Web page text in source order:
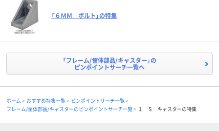
「６ＭＭ ボルト」の特集
「フレーム/筐体部品/キャスター」の
ピンポイントサーチ一覧へ
ホーム おすすめ特集一覧
ピンポイントサーチ一覧
フレーム/筐体部品/キャスターのピンポイントサーチ一覧
１ Ｓ キャスターの特集